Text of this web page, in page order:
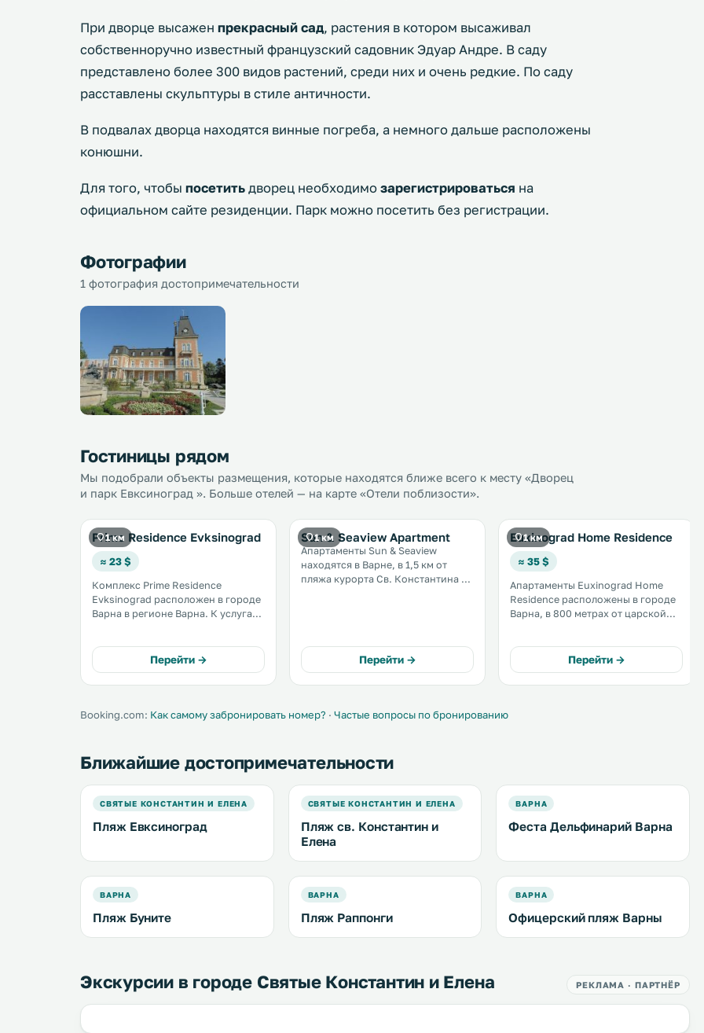
При дворце высажен прекрасный сад, растения в котором высаживал
собственноручно известный французский садовник Эдуар Андре. В саду
представлено более 300 видов растений, среди них и очень редкие. По саду
расставлены скульптуры в стиле античности.
В подвалах дворца находятся винные погреба, а немного дальше расположены
конюшни.
Для того, чтобы посетить дворец необходимо зарегистрироваться на
официальном сайте резиденции. Парк можно посетить без регистрации.
Фотографии
1 фотография достопримечательности
Гостиницы рядом
Мы подобрали объекты размещения, которые находятся ближе всего к месту «Дворец
и парк Евксиноград ». Больше отелей — на карте «Отели поблизости».
1 км
Prime Residence Evksinograd
≈ 23 $
Комплекс Prime Residence
Evksinograd расположен в городе
Варна в регионе Варна. К услугам
Евксиноград находится в 600
метрах от комплекса. .
Перейти →
1 км
Sun & Seaview Apartment
Апартаменты Sun & Seaview
находятся в Варне, в 1,5 км от
пляжа курорта Св. Константина и
пользоваться открытым
бассейном. .Перейти →
1 км
Euxinograd Home Residence
≈ 35 $
Апартаменты Euxinograd Home
Residence расположены в городе
Варна, в 800 метрах от царской
бассейн и бесплатная частная
парковка на территории. .
Перейти →
Booking.com: Как самому забронировать номер? · Частые вопросы по бронированию
Ближайшие достопримечательности
СВЯТЫЕ КОНСТАНТИН И ЕЛЕНА
Пляж Евксиноград
СВЯТЫЕ КОНСТАНТИН И ЕЛЕНА
Пляж св. Константин и
Елена
ВАРНА
Феста Дельфинарий Варна
ВАРНА
Пляж Буните
ВАРНА
Пляж Раппонги
ВАРНА
Офицерский пляж Варны
Экскурсии в городе Святые Константин и Елена РЕКЛАМА · ПАРТНЁР